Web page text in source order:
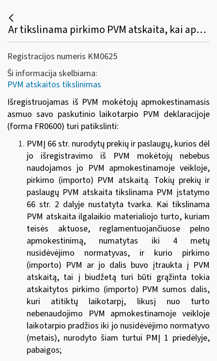
Ar tikslinama pirkimo PVM atskaita, kai apmokestinamasis asmuo išregistruojamas iš PVM mokėtojų registro?
Registracijos numeris KM0625
Ši informacija skelbiama:
PVM atskaitos tikslinimas
Išregistruojamas iš PVM mokėtojų apmokestinamasis
asmuo savo paskutinio laikotarpio PVM deklaracijoje
(forma FR0600) turi patikslinti:
PVMĮ 66 str. nurodytų prekių ir paslaugų, kurios dėl
jo išregistravimo iš PVM mokėtojų nebebus
naudojamos jo PVM apmokestinamoje veikloje,
pirkimo (importo) PVM atskaitą. Tokių prekių ir
paslaugų PVM atskaita tikslinama PVM įstatymo
66 str. 2 dalyje nustatyta tvarka. Kai tikslinama
PVM atskaita ilgalaikio materialiojo turto, kuriam
teisės aktuose, reglamentuojančiuose pelno
apmokestinimą, numatytas iki 4 metų
nusidėvėjimo normatyvas, ir kurio pirkimo
(importo) PVM ar jo dalis buvo įtraukta į PVM
atskaitą, tai į biudžetą turi būti grąžinta tokia
atskaitytos pirkimo (importo) PVM sumos dalis,
kuri atitiktų laikotarpį, likusį nuo turto
nebenaudojimo PVM apmokestinamoje veikloje
laikotarpio pradžios iki jo nusidėvėjimo normatyvo
(metais), nurodyto šiam turtui PMĮ 1 priedėlyje,
pabaigos;